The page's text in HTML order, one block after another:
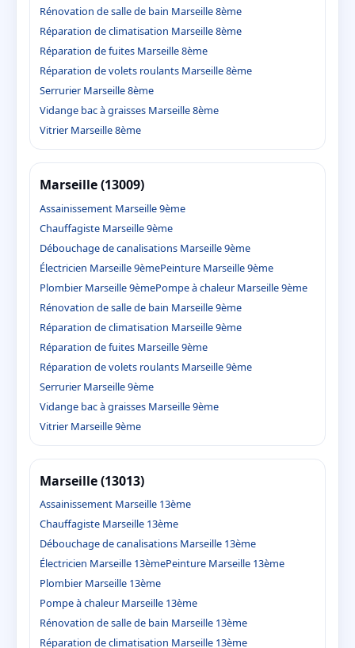
Rénovation de salle de bain Marseille 8ème
Réparation de climatisation Marseille 8ème
Réparation de fuites Marseille 8ème
Réparation de volets roulants Marseille 8ème
Serrurier Marseille 8ème
Vidange bac à graisses Marseille 8ème
Vitrier Marseille 8ème
Marseille (13009)
Assainissement Marseille 9ème
Chauffagiste Marseille 9ème
Débouchage de canalisations Marseille 9ème
Électricien Marseille 9èmePeinture Marseille 9ème
Plombier Marseille 9èmePompe à chaleur Marseille 9ème
Rénovation de salle de bain Marseille 9ème
Réparation de climatisation Marseille 9ème
Réparation de fuites Marseille 9ème
Réparation de volets roulants Marseille 9ème
Serrurier Marseille 9ème
Vidange bac à graisses Marseille 9ème
Vitrier Marseille 9ème
Marseille (13013)
Assainissement Marseille 13ème
Chauffagiste Marseille 13ème
Débouchage de canalisations Marseille 13ème
Électricien Marseille 13èmePeinture Marseille 13ème
Plombier Marseille 13ème
Pompe à chaleur Marseille 13ème
Rénovation de salle de bain Marseille 13ème
Réparation de climatisation Marseille 13ème